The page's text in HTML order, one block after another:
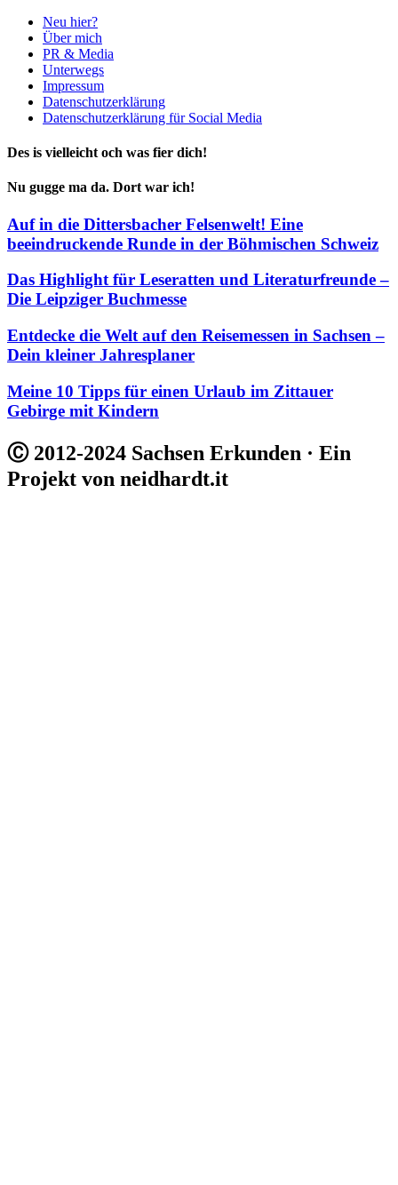
Neu hier?
Über mich
PR & Media
Unterwegs
Impressum
Datenschutzerklärung
Datenschutzerklärung für Social Media
Des is vielleicht och was fier dich!
Nu gugge ma da. Dort war ich!
Auf in die Dittersbacher Felsenwelt! Eine
beeindruckende Runde in der Böhmischen Schweiz
Das Highlight für Leseratten und Literaturfreunde –
Die Leipziger Buchmesse
Entdecke die Welt auf den Reisemessen in Sachsen –
Dein kleiner Jahresplaner
Meine 10 Tipps für einen Urlaub im Zittauer
Gebirge mit Kindern
Ⓒ 2012-2024 Sachsen Erkunden · Ein
Projekt von neidhardt.it